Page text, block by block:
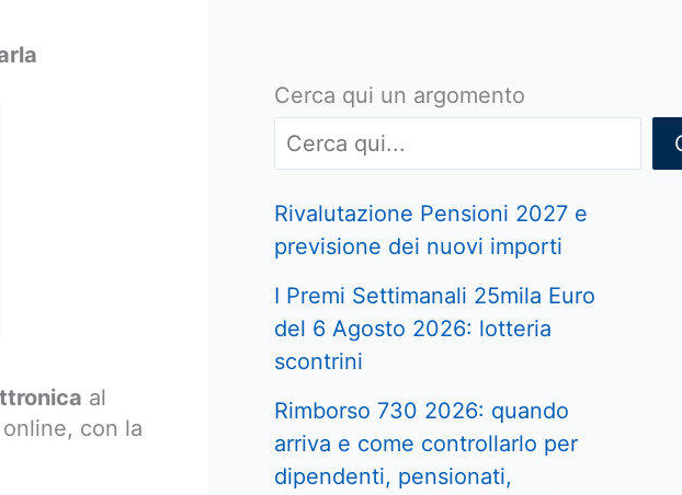
al
con la
Cerca qui un argomento
Rivalutazione Pensioni 2027 e
previsione dei nuovi importi
I Premi Settimanali 25mila Euro
del 6 Agosto 2026: lotteria
scontrini
Rimborso 730 2026: quando
arriva e come controllarlo per
dipendenti, pensionati,